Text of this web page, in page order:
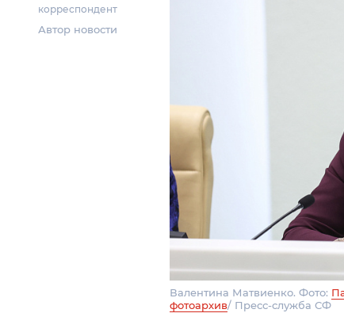
корреспондент
Автор новости
Валентина Матвиенко. Фото:
фотоархив/ Пресс-служба СФ